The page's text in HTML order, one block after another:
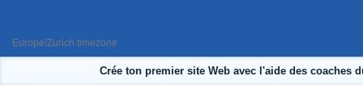
Europe/Zurich timezone
Crée ton premier site Web avec l'aide des coaches